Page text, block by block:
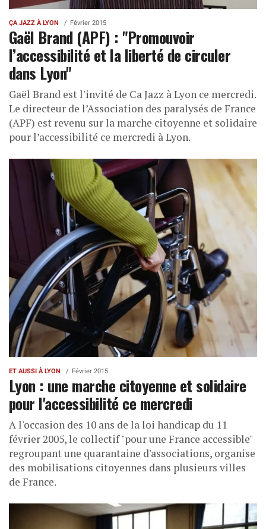
ÇA JAZZ À LYON Février 2015
Gaël Brand (APF) : "Promouvoir
l’accessibilité et la liberté de circuler
dans Lyon"
Gaël Brand est l'invité de Ca Jazz à Lyon ce mercredi.
Le directeur de l’Association des paralysés de France
(APF) est revenu sur la marche citoyenne et solidaire
pour l’accessibilité ce mercredi à Lyon.
ET AUSSI À LYON Février 2015
Lyon : une marche citoyenne et solidaire
pour l'accessibilité ce mercredi
A l'occasion des 10 ans de la loi handicap du 11
février 2005, le collectif "pour une France accessible"
regroupant une quarantaine d'associations, organise
des mobilisations citoyennes dans plusieurs villes
de France.